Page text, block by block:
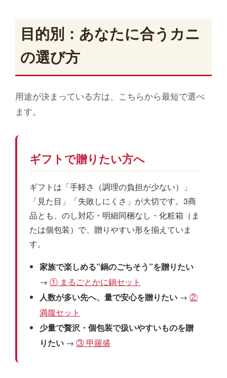
目的別：あなたに合うカニ
の選び方
用途が決まっている方は、こちらから最短で選べ
ます。
ギフトで贈りたい方へ
ギフトは「手軽さ（調理の負担が少ない）」
「見た目」「失敗しにくさ」が大切です。3商
品とも、のし対応・明細同梱なし・化粧箱（ま
たは個包装）で、贈りやすい形を揃えていま
す。
家族で楽しめる”鍋のごちそう”を贈りたい
→ ① まるごとかに鍋セット
人数が多い先へ、量で安心を贈りたい → ②
満腹セット
少量で贅沢・個包装で扱いやすいものを贈
りたい → ③ 甲羅盛